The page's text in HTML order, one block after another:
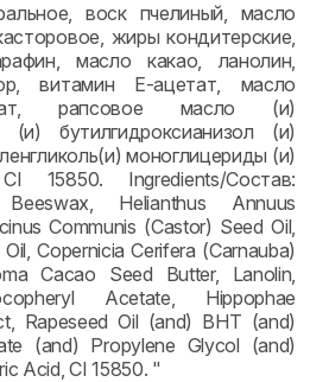
воск пчелиный, масло
жиры кондитерские,
масло какао, ланолин,
витамин Е-ацетат, масло
рапсовое масло (и)
(и) бутилгидроксианизол (и)
моноглицериды (и)
15850. Ingredients/Состав:
Helianthus Annuus
Communis (Castor) Seed Oil,
Copernicia Cerifera (Carnauba)
Cacao Seed Butter, Lanolin,
Acetate, Hippophae
Rapeseed Oil (and) BHT (and)
(and) Propylene Glycol (and)
Acid, CI 15850. "